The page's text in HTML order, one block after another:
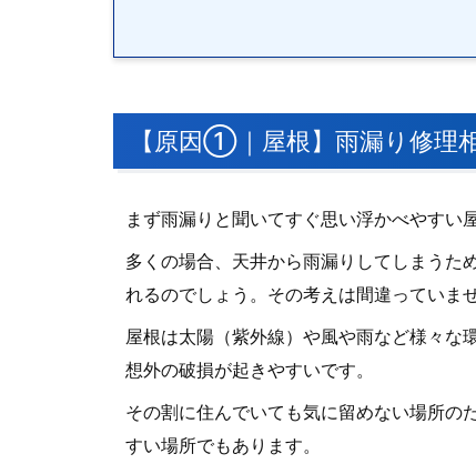
【原因①｜屋根】雨漏り修理
まず雨漏りと聞いてすぐ思い浮かべやすい
多くの場合、天井から雨漏りしてしまうた
れるのでしょう。その考えは間違っていませ
屋根は太陽（紫外線）や風や雨など様々な
想外の破損が起きやすいです。
その割に住んでいても気に留めない場所の
すい場所でもあります。